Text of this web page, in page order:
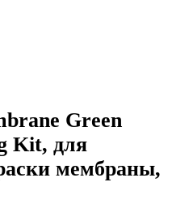
Green
Kit, для
мембраны,